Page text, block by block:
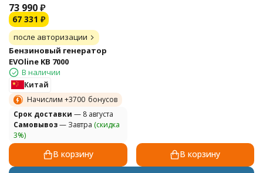
73 990₽
67 331 ₽
после авторизации
Бензиновый генератор
EVOline KB 7000
В наличии
Китай
Начислим +3700 бонусов
Cрок доставки — 8 августа
Самовывоз— Завтра (скидка
3%)
В корзину В корзину